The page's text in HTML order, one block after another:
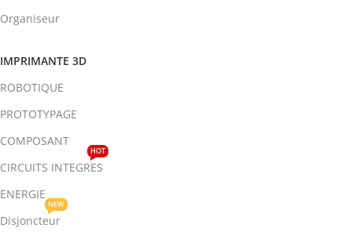
Organiseur
IMPRIMANTE 3D
ROBOTIQUE
PROTOTYPAGE
COMPOSANT
CIRCUITS INTEGRES
HOT
ENERGIE
Disjoncteur
NEW